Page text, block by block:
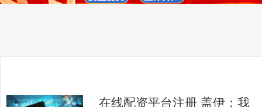
在线配资平台注册 盖伊：我